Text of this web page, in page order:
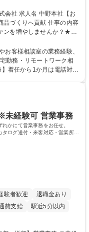
社【お
へ貢献 仕事の内容
ンを増やしませんか？★≫
く上で、窓口となるお客
の声に迅速かつ誠意をも
に反映しています。 【具
りへ貢献
お客様相談室の業務経験、
勤務・リモートワーク相
ングループの広報機能を担
き上げたホスピタリティ
関連業務を行っておりま
未経験可 営業事務
かにて営業事務をお任せ。
ログ送付・来客対応・営業所内
験者歓迎
退職金あり
費支給
駅近5分以内